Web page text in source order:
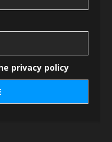
privacy policy